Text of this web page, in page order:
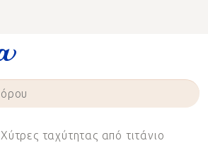
Xύτρες ταχύτητας από τιτάνιο